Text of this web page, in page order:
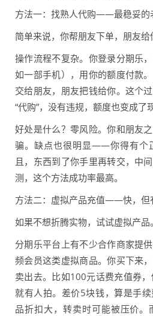
方法一：找熟人代购——最稳妥的
简单来说，你帮朋友下单，朋友给
操作流程不复杂。你登录分期乐
如一部手机），用你的额度付款
交给朋友，朋友把钱给你。这个
“代购”，没有违规，额度也变成了
好处是什么？零风险。你和朋友
骗。缺点也很明显——你得有个
且，东西到了你手里再转交，中
测，这个方法成功率最高。
方法二：虚拟产品充值——快，但
如果不想折腾实物，试试虚拟产品。
分期乐平台上有不少合作商家提
频会员这类虚拟商品。你买下来
卖出去。比如100元话费充值券
就有人拍。差价5块钱，算是手
品折扣大，转卖时可能被压价